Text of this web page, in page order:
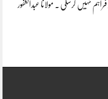
نہیں کرسکی . مولانا عبدالغفور